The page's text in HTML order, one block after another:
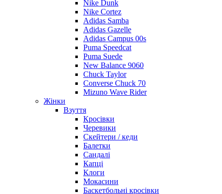
Nike Dunk
Nike Cortez
Adidas Samba
Adidas Gazelle
Adidas Campus 00s
Puma Speedcat
Puma Suede
New Balance 9060
Chuck Taylor
Converse Chuck 70
Mizuno Wave Rider
Жінки
Взуття
Кросівки
Черевики
Скейтери / кеди
Балетки
Сандалі
Капці
Клоги
Мокасини
Баскетбольні кросівки